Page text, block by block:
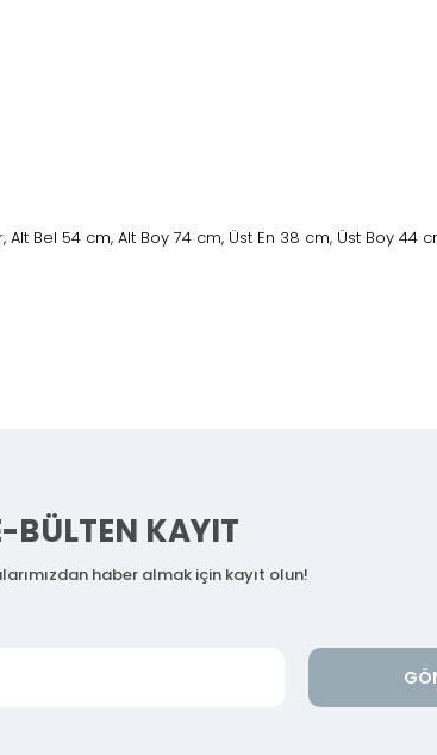
Bel 54 cm, Alt Boy 74 cm, Üst En 38 cm, Üst Boy 44
BÜLTEN KAYIT
haber almak için kayıt olun!